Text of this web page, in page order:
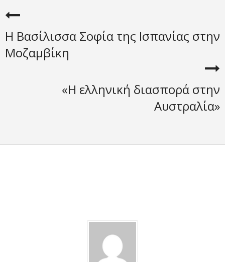
Η Βασίλισσα Σοφία της Ισπανίας στην
Μοζαμβίκη
«Η ελληνική διασπορά στην
Αυστραλία»